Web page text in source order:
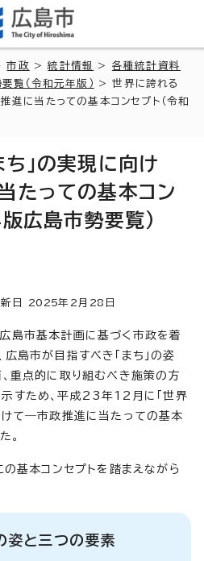
市政 >統計情報 > 各種統計資料
覧（令和元年版）
> 世界に誇れる
進に当たっての基本コンセプト（令和
」の実現に向け
たっての基本コン
広島市勢要覧）
日 2025年2月 28 日
島市基本計画に基づく市政を着
島市が目指すべき「まち」の姿
、重点的に取り組むべき施策の方
すため、平成23年12月に「世界
けて―市政推進に当たっての基本
。
の基本コンセプトを踏まえながら
姿と三つの要素